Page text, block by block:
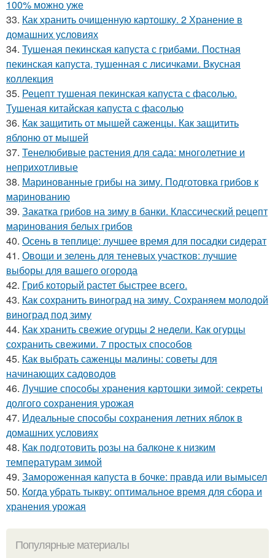
100% можно уже
33. Как хранить очищенную картошку. 2 Хранение в
домашних условиях
34. Тушеная пекинская капуста с грибами. Постная
пекинская капуста, тушенная с лисичками. Вкусная
коллекция
35. Рецепт тушеная пекинская капуста с фасолью.
Тушеная китайская капуста с фасолью
36. Как защитить от мышей саженцы. Как защитить
яблоню от мышей
37. Тенелюбивые растения для сада: многолетние и
неприхотливые
38. Маринованные грибы на зиму. Подготовка грибов к
маринованию
39. Закатка грибов на зиму в банки. Классический рецепт
маринования белых грибов
40. Осень в теплице: лучшее время для посадки сидерат
41. Овощи и зелень для теневых участков: лучшие
выборы для вашего огорода
42. Гриб который растет быстрее всего.
43. Как сохранить виноград на зиму. Сохраняем молодой
виноград под зиму
44. Как хранить свежие огурцы 2 недели. Как огурцы
сохранить свежими. 7 простых способов
45. Как выбрать саженцы малины: советы для
начинающих садоводов
46. Лучшие способы хранения картошки зимой: секреты
долгого сохранения урожая
47. Идеальные способы сохранения летних яблок в
домашних условиях
48. Как подготовить розы на балконе к низким
температурам зимой
49. Замороженная капуста в бочке: правда или вымысел
50. Когда убрать тыкву: оптимальное время для сбора и
хранения урожая
Популярные материалы